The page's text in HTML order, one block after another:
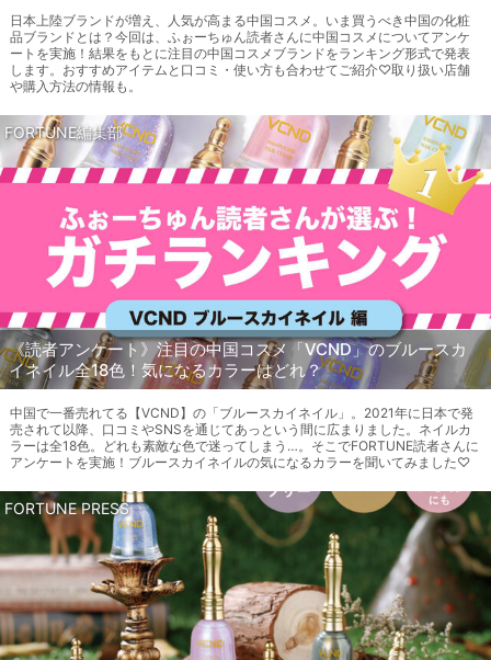
日本上陸ブランドが増え、人気が高まる中国コスメ。いま買うべき中国の化粧
品ブランドとは？今回は、ふぉーちゅん読者さんに中国コスメについてアンケ
ートを実施！結果をもとに注目の中国コスメブランドをランキング形式で発表
します。おすすめアイテムと口コミ・使い方も合わせてご紹介♡取り扱い店舗
や購入方法の情報も。
FORTUNE編集部
《読者アンケート》注目の中国コスメ「VCND」のブルースカ
イネイル全18色！気になるカラーはどれ？
中国で一番売れてる【VCND】の「ブルースカイネイル」。2021年に日本で発
売されて以降、口コミやSNSを通じてあっという間に広まりました。ネイルカ
ラーは全18色。どれも素敵な色で迷ってしまう…。そこでFORTUNE読者さんに
アンケートを実施！ブルースカイネイルの気になるカラーを聞いてみました♡
FORTUNE PRESS